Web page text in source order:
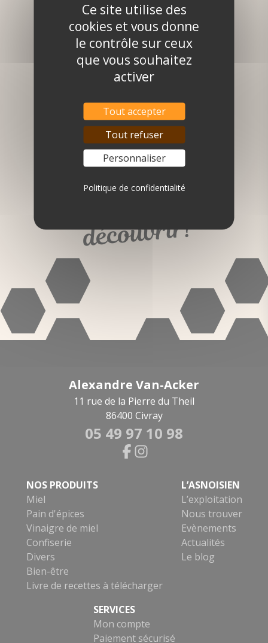
Savourez
nos
produits
et faites-les
découvrir!
Alexandre Van-Acker
11 rue de la Pierre du Theil
86400 Civray
05 49 97 10 98
NOS PRODUITS
Miel
Pain d'épices
Vinaigre de miel
Confiserie
Divers
Bien-être
Livre de recettes à télécharger
L’ASNOISIEN
L’exploitation
Nous trouver
Evènements
Actualités
Le blog
SERVICES
Mon compte
Paiement sécurisé
Ce site utilise des
cookies et vous donne
le contrôle sur ceux
que vous souhaitez
activer
Tout accepter
Tout refuser
Personnaliser
Politique de confidentialité